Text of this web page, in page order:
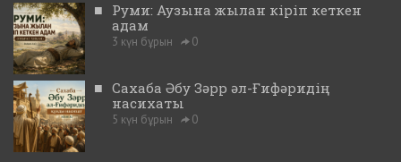
■ Руми: Аузына жылан кіріп кеткен
адам
3 күн бұрын 0
■ Сахаба Әбу Зәрр әл-Ғифәридің
насихаты
5 күн бұрын 0